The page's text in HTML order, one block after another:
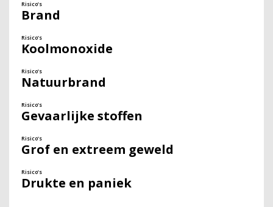
Risico’s
Brand
Risico’s
Koolmonoxide
Risico’s
Natuurbrand
Risico’s
Gevaarlijke stoffen
Risico’s
Grof en extreem geweld
Risico’s
Drukte en paniek